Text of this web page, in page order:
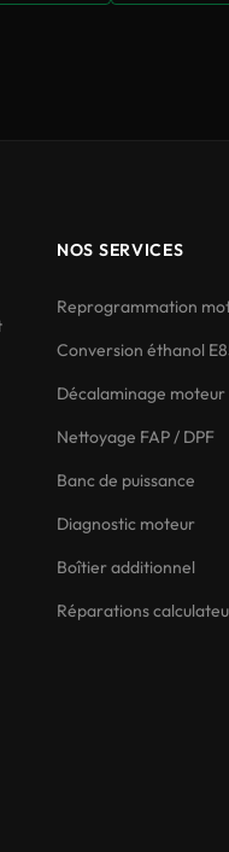
NOS SERVICES
Reprogrammation
Conversion éthanol
Décalaminage moteur
Nettoyage FAP / DPF
Banc de puissance
Diagnostic moteur
Boîtier additionnel
Réparations